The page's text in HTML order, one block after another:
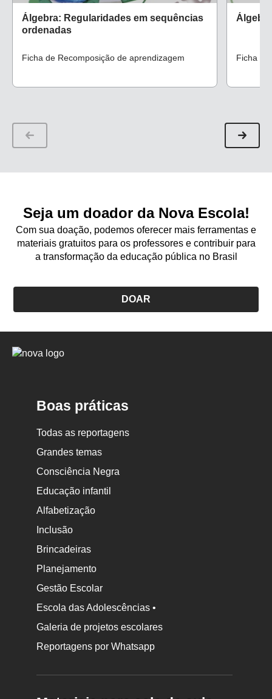
Álgebra: Regularidades em sequências
ordenadas
Ficha de Recomposição de aprendizagem Ficha
Seja um doador da Nova Escola!
Com sua doação, podemos oferecer mais ferramentas e
materiais gratuitos para os professores e contribuir para
a transformação da educação pública no Brasil
DOAR
Logo
Boas práticas
Todas as reportagens
Grandes temas
Consciência Negra
Educação infantil
Alfabetização
Inclusão
Brincadeiras
Planejamento
Gestão Escolar
Escola das Adolescências •
Galeria de projetos escolares
Reportagens por Whatsapp